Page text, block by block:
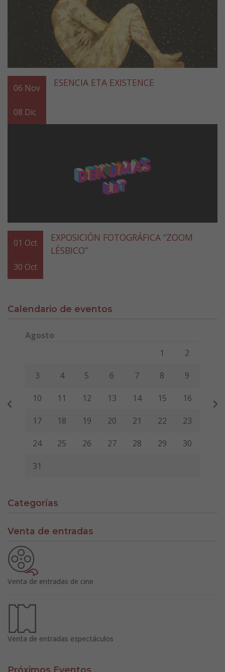
06 Nov
08 Dic
ESENCIA ETA EXISTENCE
01 Oct
30 Oct
EXPOSICIÓN FOTOGRÁFICA “ZOOM
LÉSBICO”
Calendario de eventos
Agosto
Viernes Sábado
1 2
3 4 5 6 7 8 9
10 11 12 13 14 15 16
17 18 19 20 21 22 23
24 25 26 27 28 29 30
31
Categorías
Venta de entradas
Venta de entradas de cine
Venta de entradas espectáculos